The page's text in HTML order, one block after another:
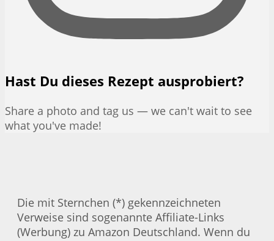
Hast Du dieses Rezept ausprobiert?
Share a photo and tag us — we can't wait to see
what you've made!
Die mit Sternchen (*) gekennzeichneten
Verweise sind sogenannte Affiliate-Links
(Werbung) zu Amazon Deutschland. Wenn du